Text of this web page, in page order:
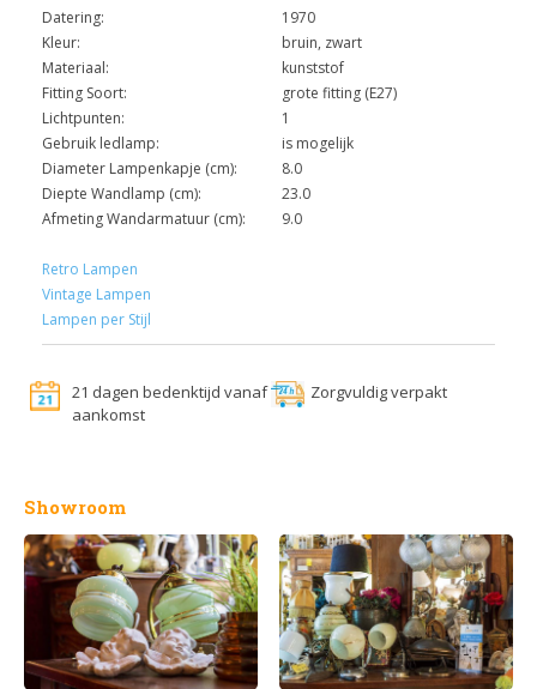
Datering:
1970
Kleur:
bruin, zwart
Materiaal:
kunststof
Fitting Soort:
grote fitting (E27)
Lichtpunten:
1
Gebruik ledlamp:
is mogelijk
Diameter Lampenkapje (cm):
8.0
Diepte Wandlamp (cm):
23.0
Afmeting Wandarmatuur (cm):
9.0
Retro Lampen
Vintage Lampen
Lampen per Stijl
21 dagen bedenktijd vanaf
aankomst
Zorgvuldig verpakt
Showroom